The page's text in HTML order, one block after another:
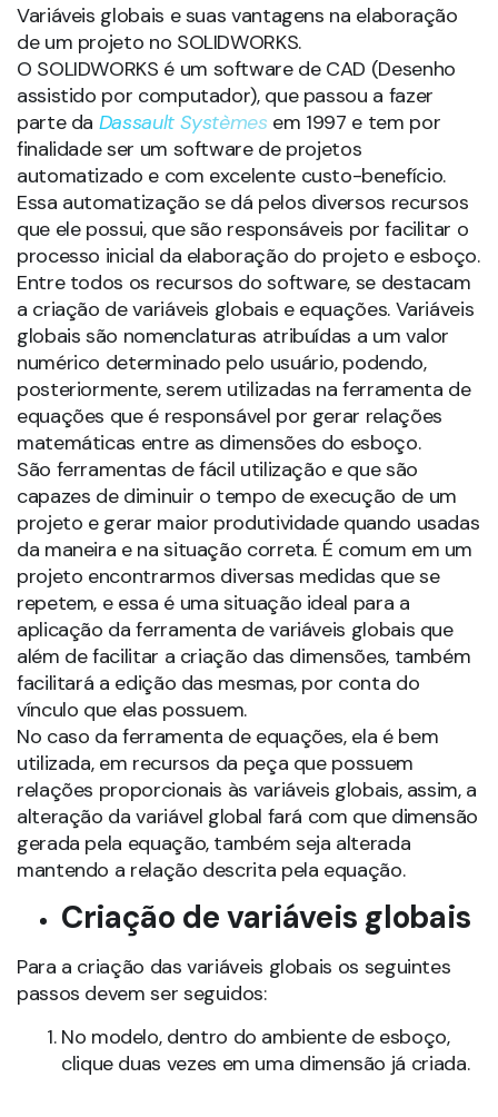
Variáveis globais e suas vantagens na elaboração
de um projeto no SOLIDWORKS.
O SOLIDWORKS é um software de CAD (Desenho
assistido por computador), que passou a fazer
parte da Dassault Systèmes em 1997 e tem por
finalidade ser um software de projetos
automatizado e com excelente custo-benefício.
Essa automatização se dá pelos diversos recursos
que ele possui, que são responsáveis por facilitar o
processo inicial da elaboração do projeto e esboço.
Entre todos os recursos do software, se destacam
a criação de variáveis globais e equações. Variáveis
globais são nomenclaturas atribuídas a um valor
numérico determinado pelo usuário, podendo,
posteriormente, serem utilizadas na ferramenta de
equações que é responsável por gerar relações
matemáticas entre as dimensões do esboço.
São ferramentas de fácil utilização e que são
capazes de diminuir o tempo de execução de um
projeto e gerar maior produtividade quando usadas
da maneira e na situação correta. É comum em um
projeto encontrarmos diversas medidas que se
repetem, e essa é uma situação ideal para a
aplicação da ferramenta de variáveis globais que
além de facilitar a criação das dimensões, também
facilitará a edição das mesmas, por conta do
vínculo que elas possuem.
No caso da ferramenta de equações, ela é bem
utilizada, em recursos da peça que possuem
relações proporcionais às variáveis globais, assim, a
alteração da variável global fará com que dimensão
gerada pela equação, também seja alterada
mantendo a relação descrita pela equação.
Criação de variáveis globais
Para a criação das variáveis globais os seguintes
passos devem ser seguidos:
No modelo, dentro do ambiente de esboço,
clique duas vezes em uma dimensão já criada.